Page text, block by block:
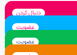
دنبال کردن
عضویت
عضویت